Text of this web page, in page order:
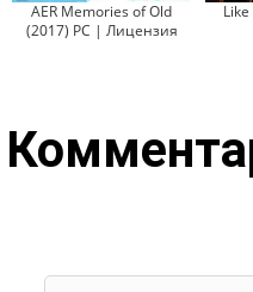
AER Memories of Old
(2017) PC | Лицензия